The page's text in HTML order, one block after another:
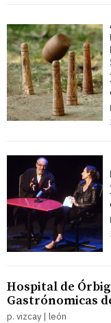
Hospital de
Gastrónomicas
p. vizcay | león